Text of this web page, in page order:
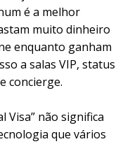
é a melhor
muito dinheiro
enquanto ganham
a salas VIP, status
concierge.
Visa” não significa
que vários